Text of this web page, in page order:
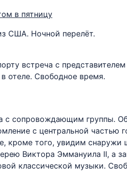
в пятницу
США. Ночной перелёт.
встреча с
отеле. Свободное время.
с сопровождающим группы.
с центральной частью
кроме того, увидим
Виктора Эммануила II, а
классической музыки.